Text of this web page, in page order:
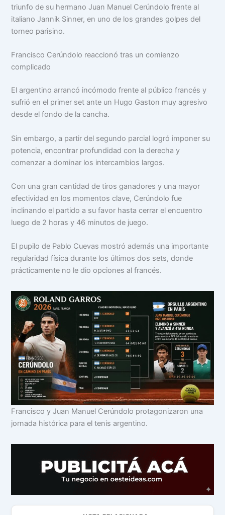
triunfo de su hermano Juan Manuel Cerúndolo frente al
italiano Jannik Sinner, en uno de los grandes golpes del
torneo parisino.
Francisco Cerúndolo reaccionó tras un comienzo
complicado
El argentino arrancó incómodo frente al público francés y
sufrió en el primer set ante un Hugo Gaston muy agresivo
desde el fondo de la cancha.
Sin embargo, a partir del segundo parcial logró imponer su
potencia, encontrar profundidad con la derecha y
comenzar a dominar los intercambios largos.
Con una gran cantidad de tiros ganadores y una mayor
efectividad en los momentos clave, Cerúndolo fue
inclinando el partido a su favor hasta cerrar el encuentro
luego de 2 horas y 46 minutos de juego.
El pupilo de Pablo Cuevas mostró además una importante
regularidad física durante los últimos dos sets, donde
prácticamente no le dio opciones al francés.
Francisco y Juan Manuel Cerúndolo protagonizaron una
jornada histórica para el tenis argentino.